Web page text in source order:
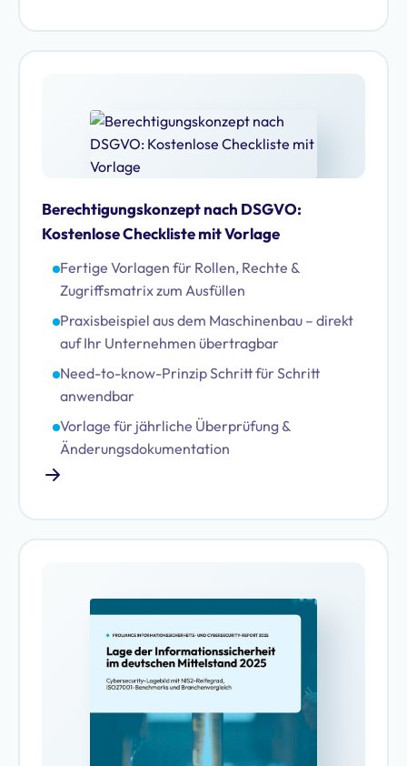
Berechtigungskonzept nach DSGVO:
Kostenlose Checkliste mit Vorlage
Fertige Vorlagen für Rollen, Rechte &
Zugriffsmatrix zum Ausfüllen
Praxisbeispiel aus dem Maschinenbau – direkt
auf Ihr Unternehmen übertragbar
Need-to-know-Prinzip Schritt für Schritt
anwendbar
Vorlage für jährliche Überprüfung &
Änderungsdokumentation